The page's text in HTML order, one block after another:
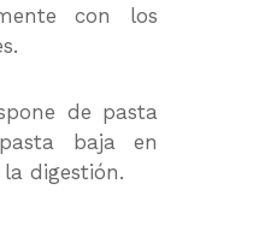
con los
de pasta
baja en
digestión.